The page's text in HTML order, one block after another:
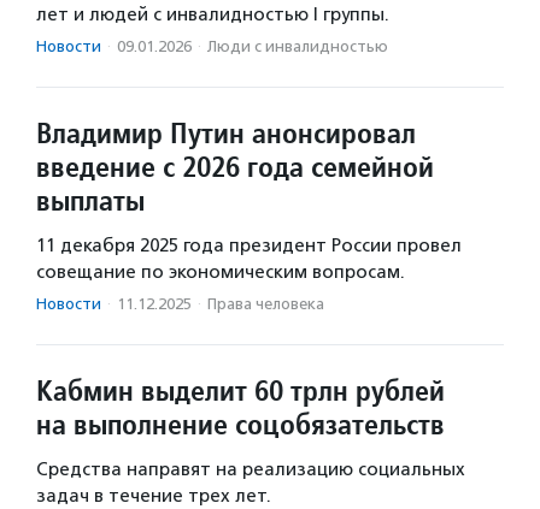
лет и людей с инвалидностью I группы.
Новости · 09.01.2026 · Люди с инвалидностью
Владимир Путин анонсировал
введение с 2026 года семейной
выплаты
11 декабря 2025 года президент России провел
совещание по экономическим вопросам.
Новости · 11.12.2025 · Права человека
Кабмин выделит 60 трлн рублей
на выполнение соцобязательств
Средства направят на реализацию социальных
задач в течение трех лет.